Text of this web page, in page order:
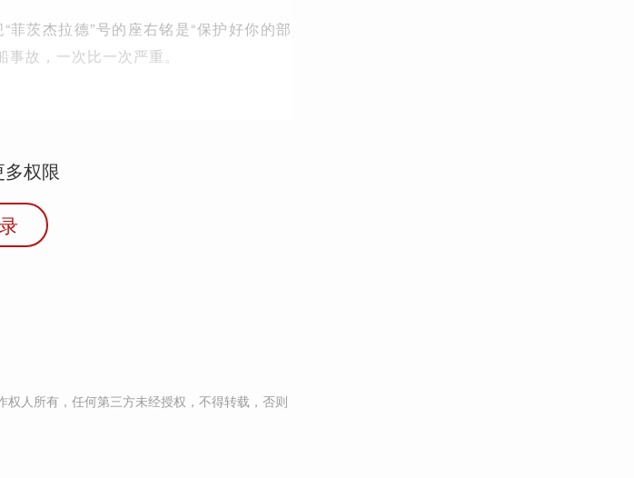
菲茨杰拉德”号的座右铭是“保护好你的部
故，一次比一次严重。
权限
人所有，任何第三方未经授权，不得转载，否则